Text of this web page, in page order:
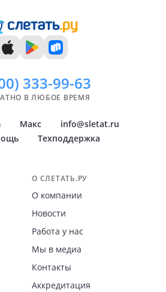
333-99-63
В ЛЮБОЕ ВРЕМЯ
Макс
info@sletat.ru
Техподдержка
сайтуО СЛЕТАТЬ.РУ
О компании
Новости
Работа у нас
Мы в медиа
Контакты
Аккредитация